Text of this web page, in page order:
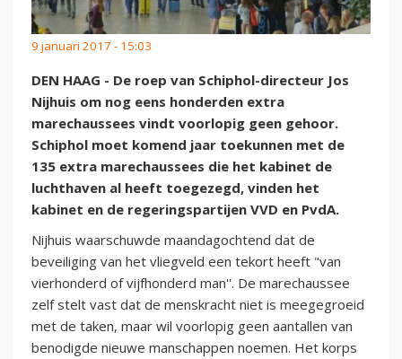
9 januari 2017 - 15:03
DEN HAAG - De roep van Schiphol-directeur Jos
Nijhuis om nog eens honderden extra
marechaussees vindt voorlopig geen gehoor.
Schiphol moet komend jaar toekunnen met de
135 extra marechaussees die het kabinet de
luchthaven al heeft toegezegd, vinden het
kabinet en de regeringspartijen VVD en PvdA.
Nijhuis waarschuwde maandagochtend dat de
beveiliging van het vliegveld een tekort heeft "van
vierhonderd of vijfhonderd man''. De marechaussee
zelf stelt vast dat de menskracht niet is meegegroeid
met de taken, maar wil voorlopig geen aantallen van
benodigde nieuwe manschappen noemen. Het korps